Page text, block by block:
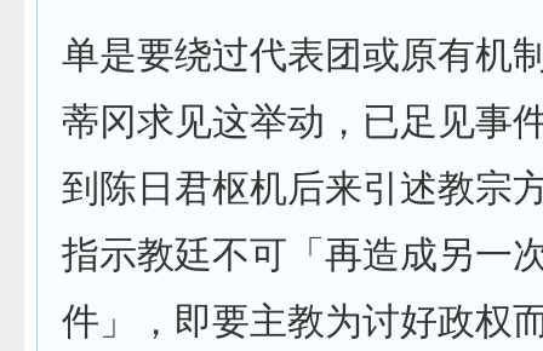
单是要绕过代表团或原有机
蒂冈求见这举动，已足见事
到陈日君枢机后来引述教宗
指示教廷不可「再造成另一
件」，即要主教为讨好政权